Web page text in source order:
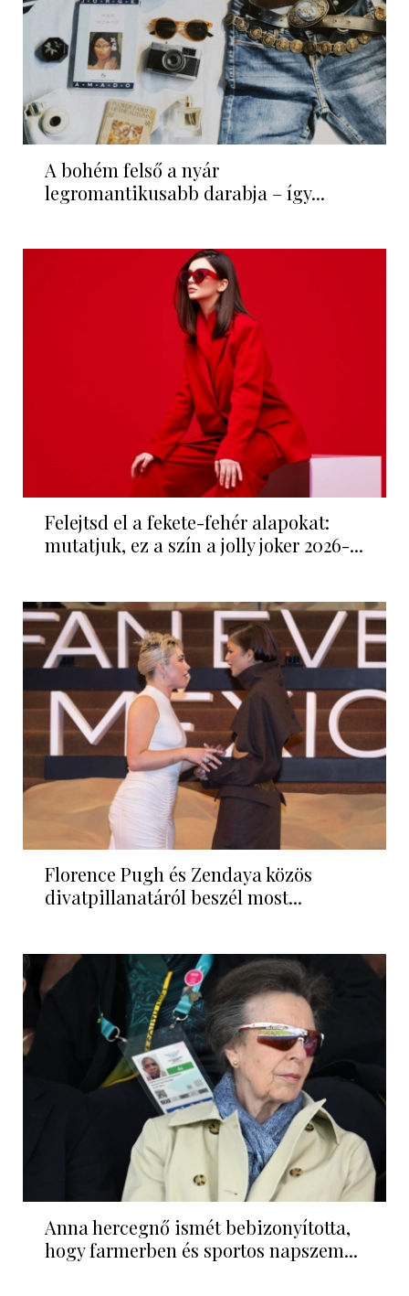
A bohém felső a nyár
legromantikusabb darabja – így...
Felejtsd el a fekete-fehér alapokat:
mutatjuk, ez a szín a jolly joker 2026-...
Florence Pugh és Zendaya közös
divatpillanatáról beszél most...
Anna hercegnő ismét bebizonyította,
hogy farmerben és sportos napszem...